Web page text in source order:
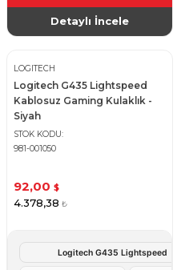
Detaylı İncele
LOGITECH
Logitech G435 Lightspeed
Kablosuz Gaming Kulaklık -
Siyah
STOK KODU
981-001050
92,00 $
4.378,38 ₺
Logitech G435 Lightspeed